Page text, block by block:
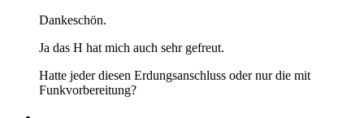
Dankeschön.
Ja das H hat mich auch sehr gefreut.
Hatte jeder diesen Erdungsanschluss oder nur die mit
Funkvorbereitung?